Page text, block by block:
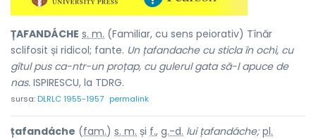
ȚAFANDÁCHE s. m. (Familiar, cu sens peiorativ) Tînăr
sclifosit și ridicol; fante. Un țafandache cu sticla în ochi, cu
gîtul pus ca-ntr-un proțap, cu gulerul gata să-l apuce de
nas. ISPIRESCU, la TDRG.
sursa:DLRLC 1955-1957 permalink
țafandáche (fam.) s. m. și f., g.-d. lui țafandáche; pl.